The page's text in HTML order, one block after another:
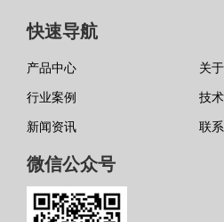
快速导航
产品中心 关
行业案例 技
新闻资讯 联
微信公众号